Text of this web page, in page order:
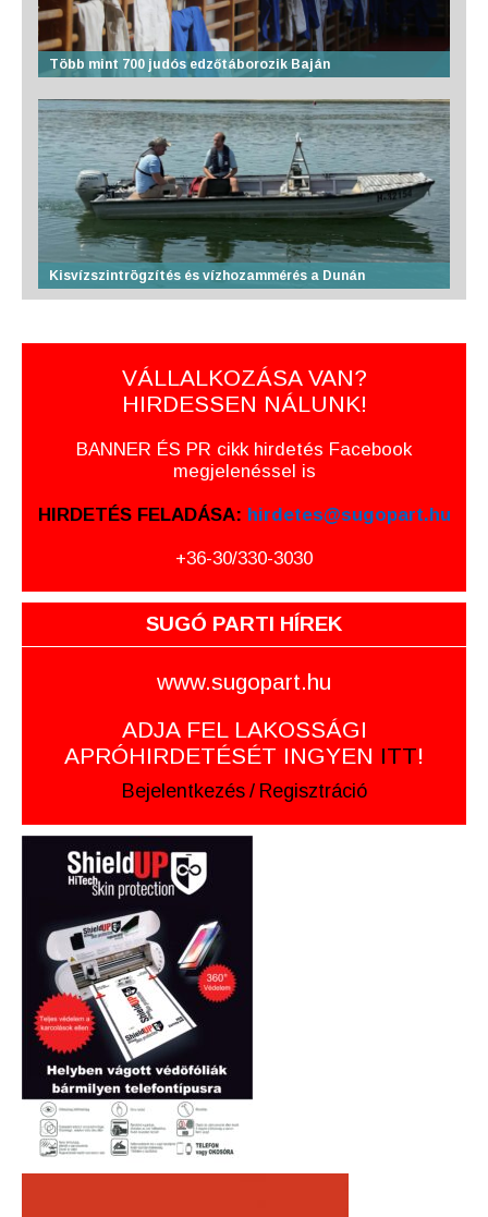
Több mint 700 judós edzőtáborozik Baján
Kisvízszintrögzítés és vízhozammérés a Dunán
VÁLLALKOZÁSA VAN?
HIRDESSEN NÁLUNK!
BANNER ÉS PR cikk hirdetés Facebook
megjelenéssel is
HIRDETÉS FELADÁSA: hirdetes@sugopart.hu
+36-30/330-3030
SUGÓ PARTI HÍREK
www.sugopart.hu
ADJA FEL LAKOSSÁGI
APRÓHIRDETÉSÉT INGYEN ITT!
Bejelentkezés / Regisztráció